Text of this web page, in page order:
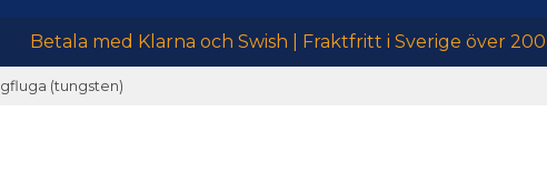
Betala med Klarna och Swish | Fraktfritt i Sverige över
(tungsten)